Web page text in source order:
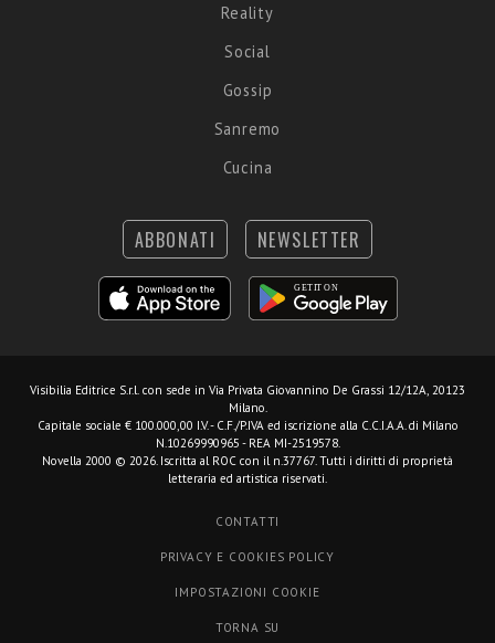
Reality
Social
Gossip
Sanremo
Cucina
ABBONATI NEWSLETTER
Visibilia Editrice S.r.l. con sede in Via Privata Giovannino De Grassi 12/12A, 20123
Milano.
Capitale sociale € 100.000,00 I.V. - C.F./P.IVA ed iscrizione alla C.C.I.A.A. di Milano
N.10269990965 - REA MI-2519578.
Novella 2000 © 2026. Iscritta al ROC con il n.37767. Tutti i diritti di proprietà
letteraria ed artistica riservati.
CONTATTI
PRIVACY E COOKIES POLICY
IMPOSTAZIONI COOKIE
TORNA SU